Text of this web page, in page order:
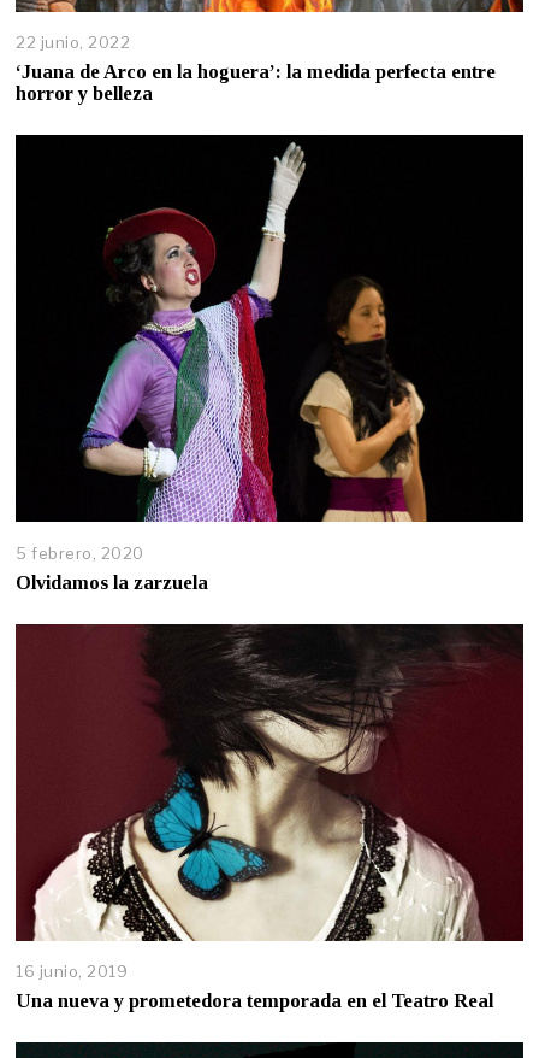
22 junio, 2022
‘Juana de Arco en la hoguera’: la medida perfecta entre
horror y belleza
5 febrero, 2020
Olvidamos la zarzuela
16 junio, 2019
Una nueva y prometedora temporada en el Teatro Real